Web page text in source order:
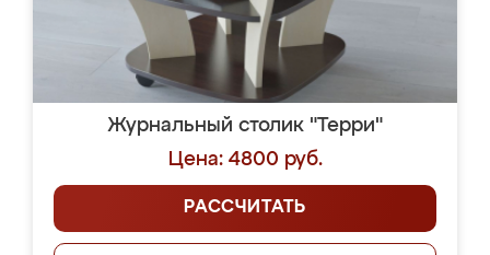
Журнальный столик "Терри"
Цена: 4800 руб.
РАССЧИТАТЬ